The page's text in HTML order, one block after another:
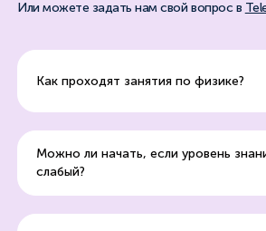
Или можете задать нам свой вопрос в
Как проходят занятия по физике?
Занятия проходят в малых
индивидуально — очно,
онлайн.
Можно ли начать, если уровень
слабый?